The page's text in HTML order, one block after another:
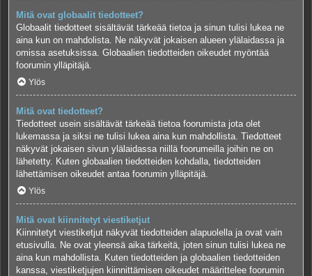
Mitä ovat globaalit tiedotteet?
Globaalit tiedotteet sisältävät tärkeää tietoa ja sinun tulisi lukea ne
aina kun on mahdolista. Ne näkyvät jokaisen alueen ylälaidassa ja
omissa asetuksissa. Globaalien tiedotteiden oikeudet myöntää
foorumin ylläpitäjä.
Ylös
Mitä ovat tiedotteet?
Tiedotteet usein sisältävät tärkeää tietoa foorumista jota olet
lukemassa ja siksi ne tulisi lukea aina kun mahdollista. Tiedotteet
näkyvät jokaisen sivun ylälaidassa niillä foorumeilla joihin ne on
lähetetty. Kuten globaalien tiedotteiden kohdalla, tiedotteiden
lähettämisen oikeudet antaa foorumin ylläpitäjä.
Ylös
Mitä ovat kiinnitetyt viestiketjut
Kiinnitetyt viestiketjut näkyvät tiedotteiden alapuolella ja ovat vain
etusivulla. Ne ovat yleensä aika tärkeitä, joten sinun tulisi lukea ne
aina kun mahdollista. Kuten tiedotteiden ja globaalien tiedotteiden
kanssa, viestiketjujen kiinnittämisen oikeudet määrittelee foorumin